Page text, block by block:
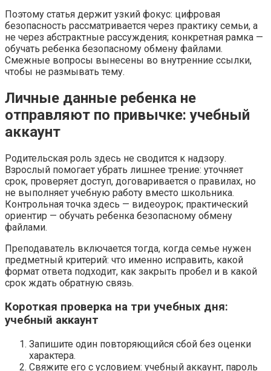
Поэтому статья держит узкий фокус: цифровая
безопасность рассматривается через практику семьи, а
не через абстрактные рассуждения; конкретная рамка —
обучать ребенка безопасному обмену файлами.
Смежные вопросы вынесены во внутренние ссылки,
чтобы не размывать тему.
Личные данные ребенка не
отправляют по привычке: учебный
аккаунт
Родительская роль здесь не сводится к надзору.
Взрослый помогает убрать лишнее трение: уточняет
срок, проверяет доступ, договаривается о правилах, но
не выполняет учебную работу вместо школьника.
Контрольная точка здесь — видеоурок; практический
ориентир — обучать ребенка безопасному обмену
файлами.
Преподаватель включается тогда, когда семье нужен
предметный критерий: что именно исправить, какой
формат ответа подходит, как закрыть пробел и в какой
срок ждать обратную связь.
Короткая проверка на три учебных дня:
учебный аккаунт
Запишите один повторяющийся сбой без оценки
характера.
Свяжите его с условием: учебный аккаунт, пароль